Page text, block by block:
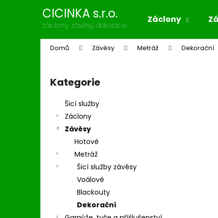
ČIČINKA s.r.o.
záclony, závěsy, dekorace
Záclony
Domů Závěsy Metráž Dekorační
Přeskočit
kategorie
Kategorie
Šicí služby
Záclony
Závěsy
Hotové
Metráž
Šicí služby závěsy
Voálové
Blackouty
Dekorační
Zpět
obchodu
Zpět
obchodu